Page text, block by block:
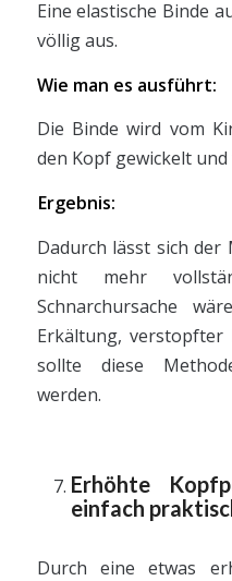
Eine elastische Binde
völlig aus.
Wie man es ausführt:
Die Binde wird vom
den Kopf gewickelt
Ergebnis:
Dadurch lässt sich der
nicht mehr
Schnarchursache
Erkältung, verstopfter
sollte diese
werden.
Erhöhte
einfach
Durch eine etwas